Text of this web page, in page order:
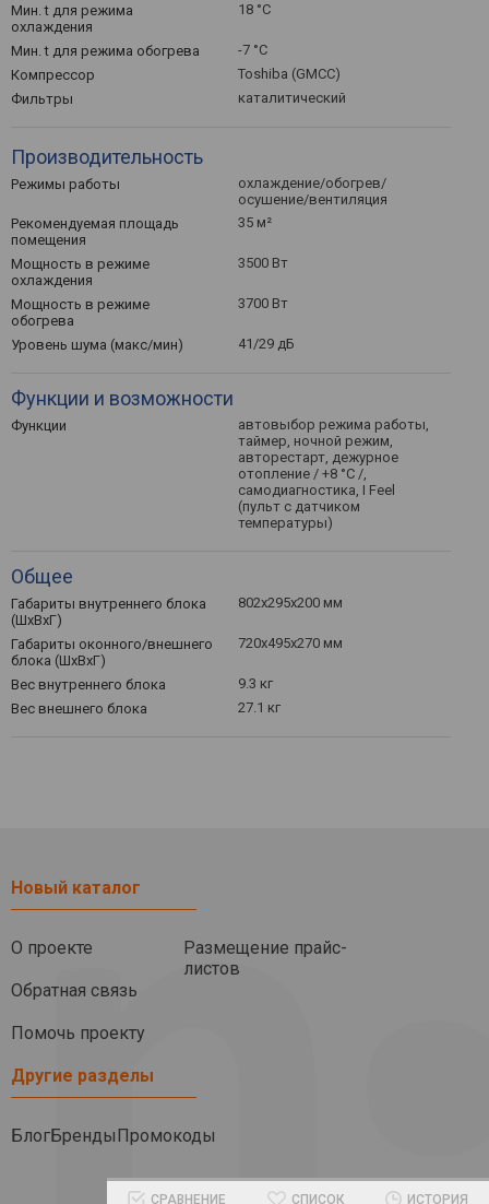
Мин. t для режима
охлаждения
18 °C
Мин. t для режима обогрева
-7 °C
Компрессор
Toshiba (GMCC)
Фильтры
каталитический
Производительность
Режимы работы
охлаждение/обогрев/
осушение/вентиляция
Рекомендуемая площадь
помещения
35 м²
Мощность в режиме
охлаждения
3500 Вт
Мощность в режиме
обогрева
3700 Вт
Уровень шума (макс/мин) 41/29 дБ
Функции и возможности
Функции
автовыбор режима работы,
таймер, ночной режим,
авторестарт, дежурное
отопление / +8 °C /,
самодиагностика, I Feel
(пульт с датчиком
температуры)
Общее
Габариты внутреннего блока
(ШхВхГ)
802x295x200 мм
Габариты оконного/внешнего
блока (ШхВхГ)
720x495x270 мм
Вес внутреннего блока
9.3 кг
Вес внешнего блока
27.1 кг
Новый каталог
О проекте
Обратная связь
Помочь проекту
Размещение прайс-
листов
Другие разделы
БлогБрендыПромокоды
СРАВНЕНИЕ СПИСОК ИСТОРИЯ